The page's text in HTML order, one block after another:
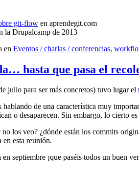
git-flow en aprendegit.com
la Drupalcamp de 2013
en Eventos / charlas / conferencias,
hasta que pasa el
julio para ser más concretos) tuvo lugar el
hablando de una característica muy
o desaparecen. Sin embargo, lo cierto
los veo? ¿dónde están los commits
en esta reunión.
septiembre ¡que paséis todos un buen